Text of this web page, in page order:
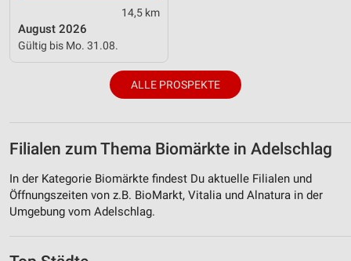
14,5 km
August 2026
Gültig bis Mo. 31.08.
ALLE PROSPEKTE
Filialen zum Thema Biomärkte in Adelschlag
In der Kategorie Biomärkte findest Du aktuelle Filialen und
Öffnungszeiten von z.B. BioMarkt, Vitalia und Alnatura in der
Umgebung vom Adelschlag.